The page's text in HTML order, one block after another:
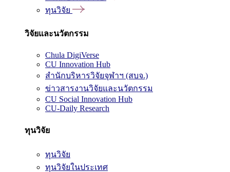
ทุนวิจัย
วิจัยและนวัตกรรม
Chula DigiVerse
CU Innovation Hub
สำนักบริหารวิจัยจุฬาฯ (สบจ.)
ข่าวสารงานวิจัยและนวัตกรรม
CU Social Innovation Hub
CU-Daily Research
ทุนวิจัย
ทุนวิจัย
ทุนวิจัยในประเทศ